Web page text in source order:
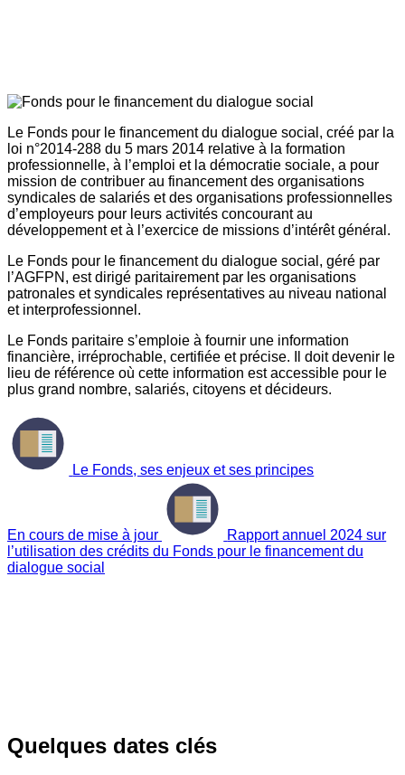
Le Fonds pour le financement du dialogue social, créé par la
loi n°2014-288 du 5 mars 2014 relative à la formation
professionnelle, à l’emploi et la démocratie sociale, a pour
mission de contribuer au financement des organisations
syndicales de salariés et des organisations professionnelles
d’employeurs pour leurs activités concourant au
développement et à l’exercice de missions d’intérêt général.
Le Fonds pour le financement du dialogue social, géré par
l’AGFPN, est dirigé paritairement par les organisations
patronales et syndicales représentatives au niveau national
et interprofessionnel.
Le Fonds paritaire s’emploie à fournir une information
financière, irréprochable, certifiée et précise. Il doit devenir le
lieu de référence où cette information est accessible pour le
plus grand nombre, salariés, citoyens et décideurs.
Le Fonds, ses enjeux et ses principes
En cours de mise à jour
Rapport annuel 2024 sur
l’utilisation des crédits du Fonds pour le financement du
dialogue social
Quelques dates clés